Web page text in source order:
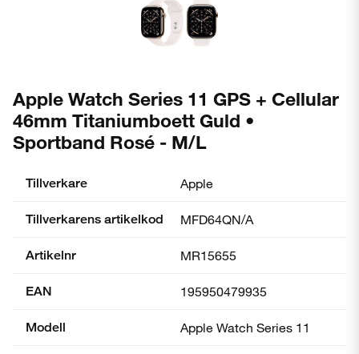
Apple Watch Series 11 GPS + Cellular
46mm Titaniumboett Guld •
Sportband Rosé - M/L
Tillverkare Apple
Tillverkarens artikelkod MFD64QN/A
Artikelnr MR15655
EAN 195950479935
Modell Apple Watch Series 11